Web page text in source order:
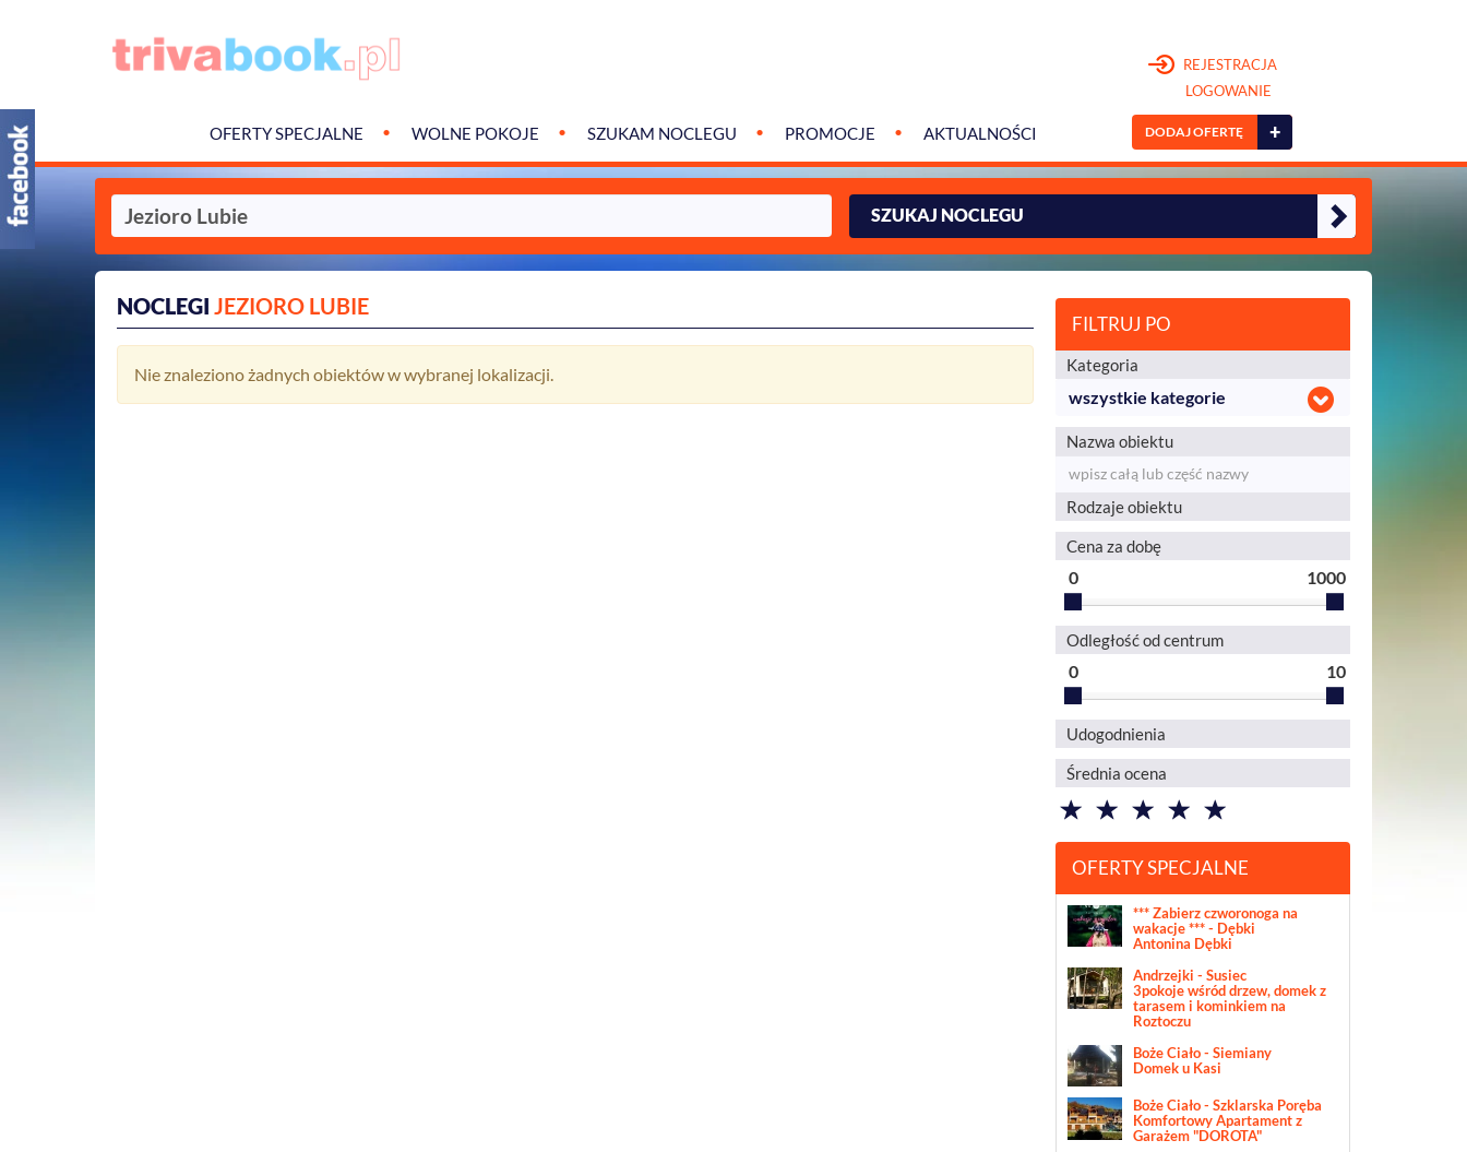
OFERTY SPECJALNE WOLNE POKOJE SZUKAM NOCLEGU PROMOCJE AKTUALNOŚCI
REJESTRACJA
LOGOWANIE
DODAJ OFERTĘ +
SZUKAJ NOCLEGU
NOCLEGI JEZIORO LUBIE
Nie znaleziono żadnych obiektów w wybranej lokalizacji.
FILTRUJ PO
Kategoria
wszystkie kategorie
Nazwa obiektu
Rodzaje obiektu
Cena za dobę
0 1000
Odległość od centrum
0 10
Udogodnienia
Średnia ocena
OFERTY SPECJALNE
*** Zabierz czworonoga na
wakacje *** - Dębki
Antonina Dębki
Andrzejki - Susiec
3pokoje wśród drzew, domek z
tarasem i kominkiem na
Roztoczu
Boże Ciało - Siemiany
Domek u Kasi
Boże Ciało - Szklarska Poręba
Komfortowy Apartament z
Garażem "DOROTA"